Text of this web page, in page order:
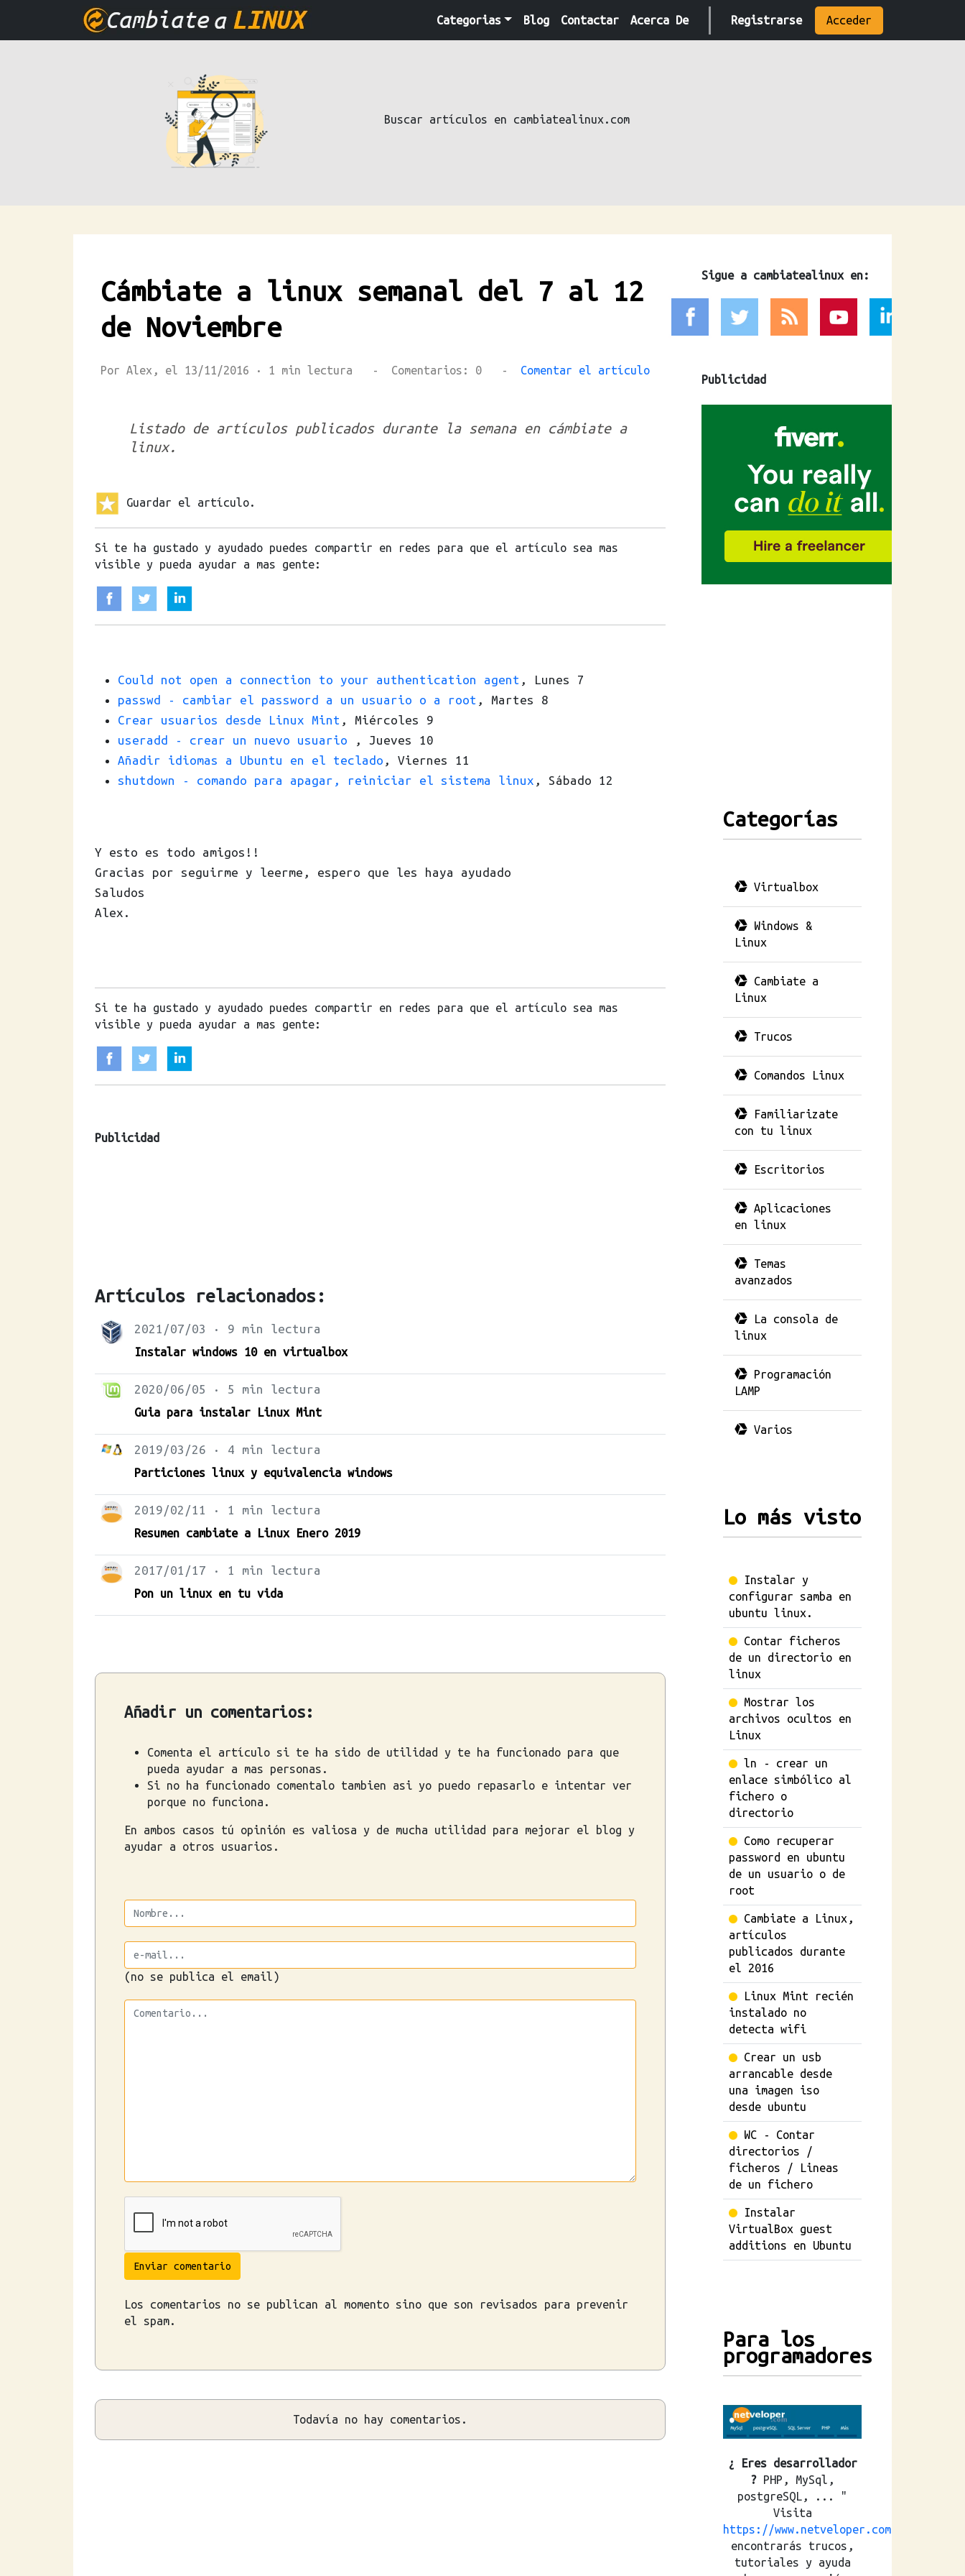
Categorias Blog Contactar Acerca De Registrarse Acceder
Buscar artículos en cambiatealinux.com
Cámbiate a linux semanal del 7 al 12
de Noviembre
Por Alex, el 13/11/2016 · 1 min lectura - Comentarios: 0 - Comentar el artículo
Listado de artículos publicados durante la semana en cámbiate a
linux.
Guardar el artículo.
Si te ha gustado y ayudado puedes compartir en redes para que el artículo sea mas
visible y pueda ayudar a mas gente:
Could not open a connection to your authentication agent , Lunes 7
passwd - cambiar el password a un usuario o a root , Martes 8
Crear usuarios desde Linux Mint , Miércoles 9
useradd - crear un nuevo usuario
, Jueves 10
Añadir idiomas a Ubuntu en el teclado , Viernes 11
shutdown - comando para apagar, reiniciar el sistema linux , Sábado 12
Y esto es todo amigos!!
Gracias por seguirme y leerme, espero que les haya ayudado
Saludos
Alex.
Si te ha gustado y ayudado puedes compartir en redes para que el artículo sea mas
visible y pueda ayudar a mas gente:
Publicidad
Artículos relacionados:
2021/07/03 · 9 min lectura
Instalar windows 10 en virtualbox
2020/06/05 · 5 min lectura
Guia para instalar Linux Mint
2019/03/26 · 4 min lectura
Particiones linux y equivalencia windows
2019/02/11 · 1 min lectura
Resumen cambiate a Linux Enero 2019
2017/01/17 · 1 min lectura
Pon un linux en tu vida
Añadir un comentarios:
Comenta el artículo si te ha sido de utilidad y te ha funcionado para que
pueda ayudar a mas personas.
Si no ha funcionado comentalo tambien asi yo puedo repasarlo e intentar ver
porque no funciona.
En ambos casos tú opinión es valiosa y de mucha utilidad para mejorar el blog y
ayudar a otros usuarios.
(no se publica el email)
Enviar comentario
Los comentarios no se publican al momento sino que son revisados para prevenir
el spam.
Todavía no hay comentarios.
Sigue a cambiatealinux en:
Publicidad
Categorías
Virtualbox
Windows &
Linux
Cambiate a
Linux
Trucos
Comandos Linux
Familiarizate
con tu linux
Escritorios
Aplicaciones
en linux
Temas
avanzados
La consola de
linux
Programación
LAMP
Varios
Lo más visto
Instalar y
configurar samba en
ubuntu linux.
Contar ficheros
de un directorio en
linux
Mostrar los
archivos ocultos en
Linux
ln - crear un
enlace simbólico al
fichero o
directorio
Como recuperar
password en ubuntu
de un usuario o de
root
Cambiate a Linux,
artículos
publicados durante
el 2016
Linux Mint recién
instalado no
detecta wifi
Crear un usb
arrancable desde
una imagen iso
desde ubuntu
WC - Contar
directorios /
ficheros / Lineas
de un fichero
Instalar
VirtualBox guest
additions en Ubuntu
Para los
programadores
¿ Eres desarrollador
? PHP, MySql,
postgreSQL, ... "
Visita
https://www.netveloper.com
encontrarás trucos,
tutoriales y ayuda